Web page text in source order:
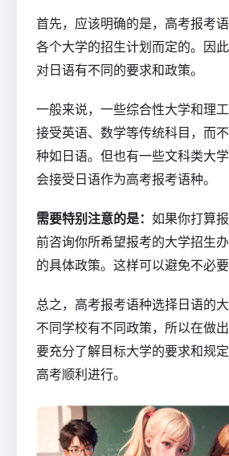
首先，应该明确的是，高考报考
各个大学的招生计划而定的。因
对日语有不同的要求和政策。
一般来说，一些综合性大学和理
接受英语、数学等传统科目，而
种如日语。但也有一些文科类大学
会接受日语作为高考报考语种。
需要特别注意的是： 如果你打算
前咨询你所希望报考的大学招生
的具体政策。这样可以避免不必要
总之，高考报考语种选择日语的
不同学校有不同政策，所以在做
要充分了解目标大学的要求和规
高考顺利进行。